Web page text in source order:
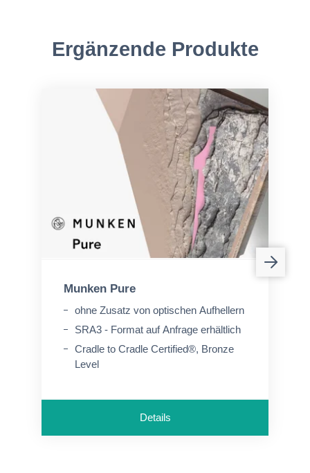
Ergänzende Produkte
Munken Pure
ohne Zusatz von optischen Aufhellern
SRA3 - Format auf Anfrage erhältlich
Cradle to Cradle Certified®, Bronze
Level
Details